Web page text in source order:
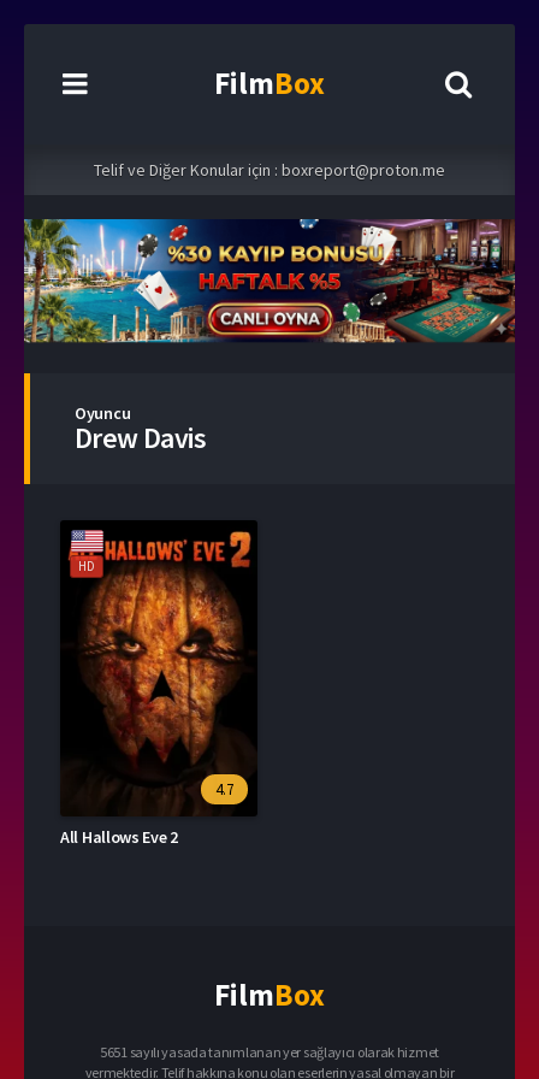
FilmBox
Telif ve Diğer Konular için : boxreport@proton.me
Oyuncu
Drew Davis
HD
4.7
All Hallows Eve 2
FilmBox
5651 sayılı yasada tanımlanan yer sağlayıcı olarak hizmet
vermektedir. Telif hakkına konu olan eserlerin yasal olmayan bir